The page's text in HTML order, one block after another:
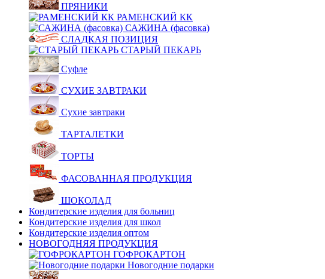
ПРЯНИКИ
РАМЕНСКИЙ КК
САЖИНА (фасовка)
СЛАДКАЯ ПОЗИЦИЯ
СТАРЫЙ ПЕКАРЬ
Суфле
СУХИЕ ЗАВТРАКИ
Сухие завтраки
ТАРТАЛЕТКИ
ТОРТЫ
ФАСОВАННАЯ ПРОДУКЦИЯ
ШОКОЛАД
Кондитерские изделия для больниц
Кондитерские изделия для школ
Кондитерские изделия оптом
НОВОГОДНЯЯ ПРОДУКЦИЯ
ГОФРОКАРТОН
Новогодние подарки